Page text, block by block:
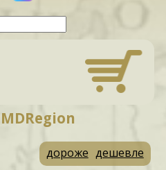
дороже дешевле